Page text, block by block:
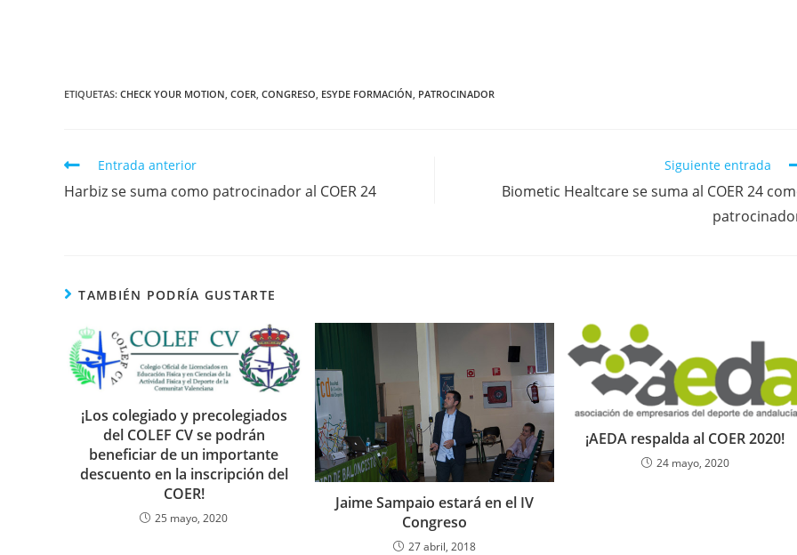
ETIQUETAS: CHECK YOUR MOTION COER CONGRESO ESYDE FORMACIÓN PATROCINADOR
Entrada anterior
Harbiz se suma como patrocinador al COER 24
Siguiente entrada
Biometic Healtcare se suma al COER 24
TAMBIÉN PODRÍA GUSTARTE
¡Los colegiado y precolegiados
del COLEF CV se podrán
beneficiar de un importante
descuento en la inscripción del
COER!
25 mayo, 2020
Jaime Sampaio estará en el IV
Congreso
27 abril, 2018
¡AEDA respalda al COER 2020!
24 mayo, 2020